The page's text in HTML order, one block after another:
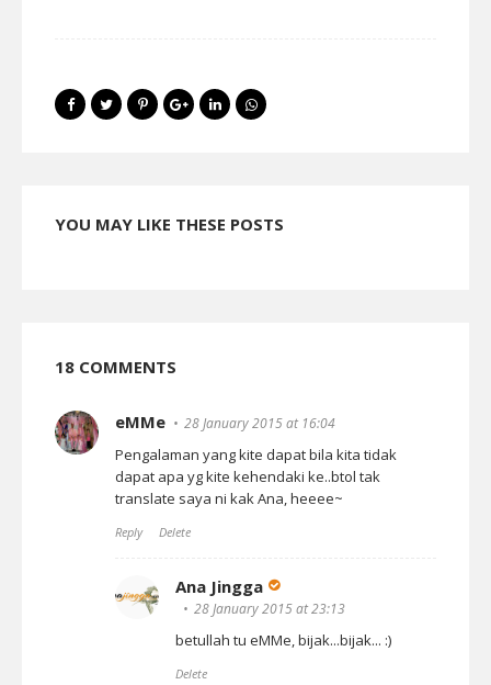
YOU MAY LIKE THESE POSTS
18 COMMENTS
eMMe 28 January 2015 at 16:04
Pengalaman yang kite dapat bila kita tidak
dapat apa yg kite kehendaki ke..btol tak
translate saya ni kak Ana, heeee~
Reply Delete
Ana Jingga
28 January 2015 at 23:13
betullah tu eMMe, bijak...bijak... :)
Delete